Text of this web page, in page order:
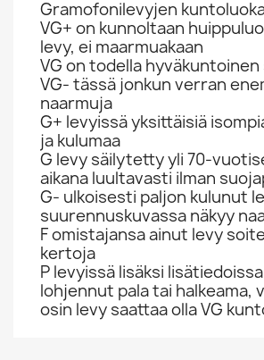
Gramofonilevyjen
VG+ on kunnoltaan
levy, ei maarmuakaan
VG on todella hyväkuntoinen
VG- tässä jonkun verran
naarmuja
G+ levyissä yksittäisiä
ja kulumaa
G levy säilytetty yli 70-
aikana luultavasti ilman
G- ulkoisesti paljon kulunut
suurennuskuvassa näkyy
F omistajansa ainut levy
kertoja
P levyissä lisäksi
lohjennut pala tai halkeama,
osin levy saattaa olla VG